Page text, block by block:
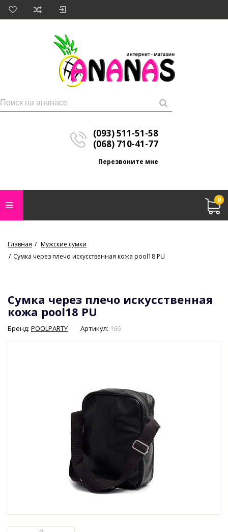
(093) 511-51-58
(068) 710-41-77
Перезвоните мне
0
Главная
Мужские сумки
Сумка через плечо искусственная кожа pool18 PU
Сумка через плечо искусственная
кожа pool18 PU
Бренд: POOLPARTY Артикул: 166